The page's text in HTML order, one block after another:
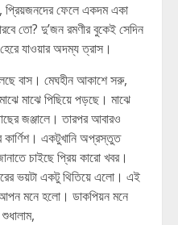
ফেলে একদম একা
তো? দু’জন রমণীর বুকেই সেদিন
যাওয়ার অদম্য ত্রাস।
বাস। মেঘহীন আকাশে সরু,
মাঝে পিছিয়ে পড়ছে। মাঝে
জঞ্জালে। তারপর আবারও
একটুখানি অপ্রস্তুত
চাইছে প্রিয় কারো খবর।
ভয়টা একটু থিতিয়ে এলো। এই
আপন মনে হলো। ডাকপিয়ন মনে